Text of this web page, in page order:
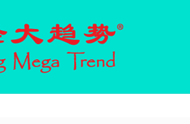
the use of our cookies.